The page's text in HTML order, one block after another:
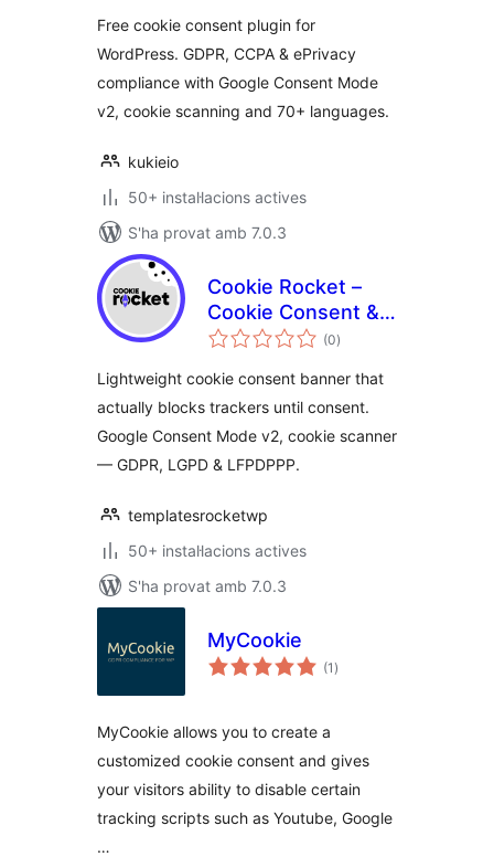
(GDPR, CCPA,
DSVGO, CNIL,
PIPEDA)
Free cookie consent plugin for
WordPress. GDPR, CCPA & ePrivacy
compliance with Google Consent Mode
v2, cookie scanning and 70+ languages.
kukieio
50+ instal·lacions actives
S'ha provat amb 7.0.3
Cookie Rocket –
Cookie Consent &
Privacy Compliance
(0puntuacions
totals
)
Lightweight cookie consent banner that
actually blocks trackers until consent.
Google Consent Mode v2, cookie scanner
— GDPR, LGPD & LFPDPPP.
templatesrocketwp
50+ instal·lacions actives
S'ha provat amb 7.0.3
MyCookie
(1 puntuacions
totals
)
MyCookie allows you to create a
customized cookie consent and gives
your visitors ability to disable certain
tracking scripts such as Youtube, Google
…